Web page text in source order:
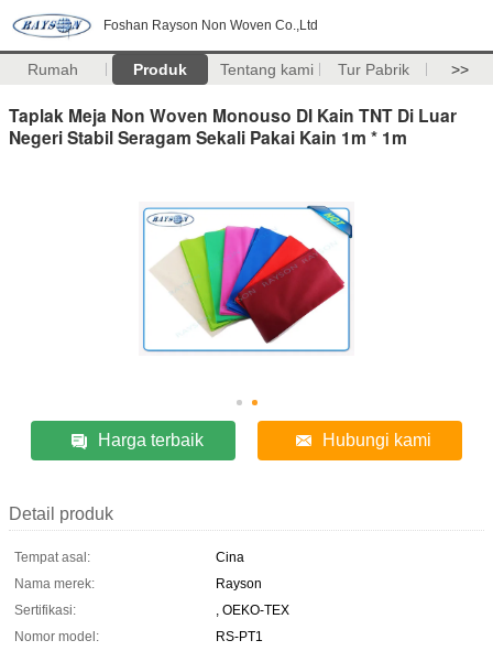
Foshan Rayson Non Woven Co.,Ltd
Rumah Produk Tentang kami Tur Pabrik >>
Taplak Meja Non Woven Monouso DI Kain TNT Di Luar
Negeri Stabil Seragam Sekali Pakai Kain 1m * 1m
Harga terbaik Hubungi kami
Detail produk
Tempat asal:
Cina
Nama merek:
Rayson
Sertifikasi:
, OEKO-TEX
Nomor model:
RS-PT1